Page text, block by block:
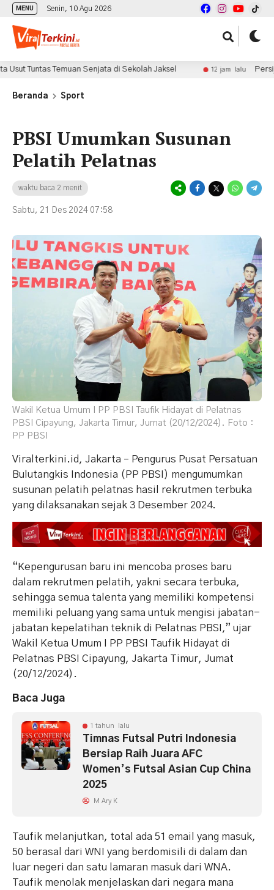
MENU Senin, 10 Agu 2026
Temuan Senjata di Sekolah Jaksel 12 jam lalu Persija
Beranda Sport
PBSI Umumkan Susunan
Pelatih Pelatnas
waktu baca 2 menit
Sabtu, 21 Des 2024 07:58
Wakil Ketua Umum I PP PBSI Taufik Hidayat di Pelatnas
PBSI Cipayung, Jakarta Timur, Jumat (20/12/2024). Foto :
PP PBSI
Viralterkini.id, Jakarta – Pengurus Pusat Persatuan
Bulutangkis Indonesia (PP PBSI) mengumumkan
susunan pelatih pelatnas hasil rekrutmen terbuka
yang dilaksanakan sejak 3 Desember 2024.
“Kepengurusan baru ini mencoba proses baru
dalam rekrutmen pelatih, yakni secara terbuka,
sehingga semua talenta yang memiliki kompetensi
memiliki peluang yang sama untuk mengisi jabatan-
jabatan kepelatihan teknik di Pelatnas PBSI,” ujar
Wakil Ketua Umum I PP PBSI Taufik Hidayat di
Pelatnas PBSI Cipayung, Jakarta Timur, Jumat
(20/12/2024).
Baca Juga
1 tahun lalu
Timnas Futsal Putri Indonesia
Bersiap Raih Juara AFC
Women’s Futsal Asian Cup China
2025
M Ary K
Taufik melanjutkan, total ada 51 email yang masuk,
50 berasal dari WNI yang berdomisili di dalam dan
luar negeri dan satu lamaran masuk dari WNA.
Taufik menolak menjelaskan dari negara mana